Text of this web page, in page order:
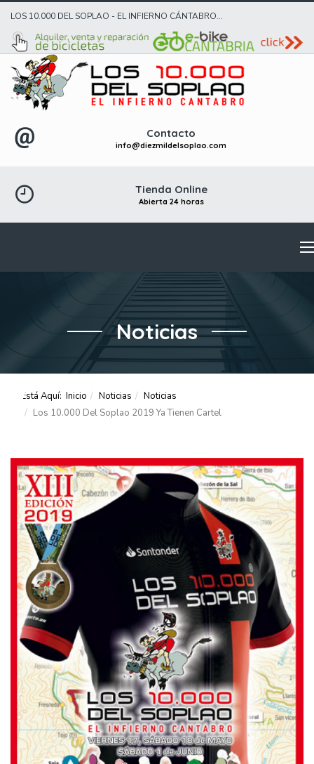
LOS 10.000 DEL SOPLAO - EL INFIERNO CÁNTABRO...
Contacto
info@diezmildelsoplao.com
Tienda Online
Abierta 24 horas
Noticias
Está Aquí: Inicio Noticias
Noticias
Los 10.000 Del Soplao 2019 Ya Tienen Cartel